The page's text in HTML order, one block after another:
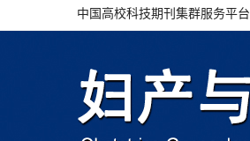
中国高校科技期刊集群服务平台